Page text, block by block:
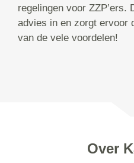
regelingen voor ZZP’ers.
advies in en zorgt ervoor
van de vele voordelen!
Over